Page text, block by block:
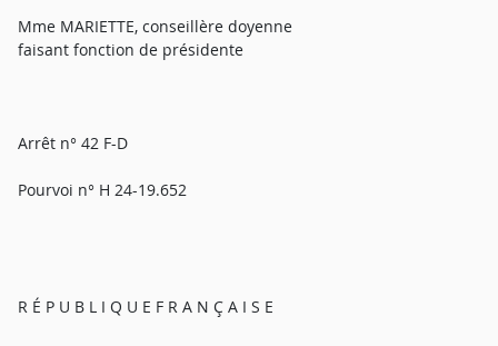
Mme MARIETTE, conseillère doyenne
faisant fonction de présidente
Arrêt n° 42 F-D
Pourvoi n° H 24-19.652
R É P U B L I Q U E F R A N Ç A I S E